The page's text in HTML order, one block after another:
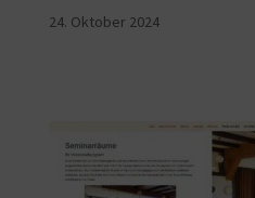
24. Oktober 2024